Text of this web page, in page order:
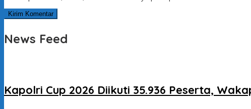
News Feed
Kapolri Cup 2026 Diikuti 35.936 Peserta,